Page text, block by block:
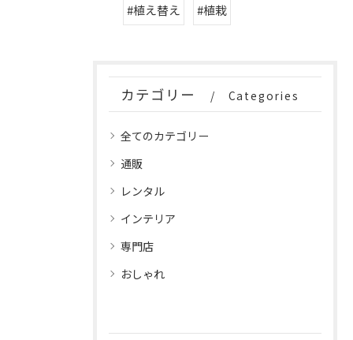
#植え替え #植栽
カテゴリー Categories
全てのカテゴリー
通販
レンタル
インテリア
専門店
おしゃれ